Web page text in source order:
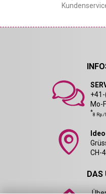
Mo-
*8
CH-
DAS